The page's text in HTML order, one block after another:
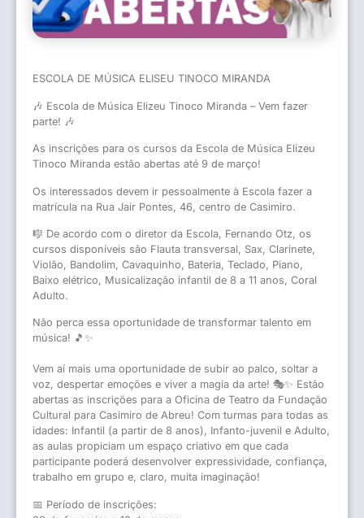
ESCOLA DE MÚSICA ELISEU TINOCO MIRANDA
🎶 Escola de Música Elizeu Tinoco Miranda – Vem fazer
parte! 🎶
As inscrições para os cursos da Escola de Música Elizeu
Tinoco Miranda estão abertas até 9 de março!
Os interessados devem ir pessoalmente à Escola fazer a
matrícula na Rua Jair Pontes, 46, centro de Casimiro.
🎼 De acordo com o diretor da Escola, Fernando Otz, os
cursos disponíveis são Flauta transversal, Sax, Clarinete,
Violão, Bandolim, Cavaquinho, Bateria, Teclado, Piano,
Baixo elétrico, Musicalização infantil de 8 a 11 anos, Coral
Adulto.
Não perca essa oportunidade de transformar talento em
música! 🎵✨
Vem aí mais uma oportunidade de subir ao palco, soltar a
voz, despertar emoções e viver a magia da arte! 🎭✨ Estão
abertas as inscrições para a Oficina de Teatro da Fundação
Cultural para Casimiro de Abreu! Com turmas para todas as
idades: Infantil (a partir de 8 anos), Infanto-juvenil e Adulto,
as aulas propiciam um espaço criativo em que cada
participante poderá desenvolver expressividade, confiança,
trabalho em grupo e, claro, muita imaginação!
📅 Período de inscrições: